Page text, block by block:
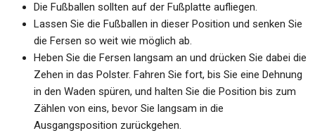
Die Fußballen sollten auf der Fußplatte aufliegen.
Lassen Sie die Fußballen in dieser Position und senken Sie
die Fersen so weit wie möglich ab.
Heben Sie die Fersen langsam an und drücken Sie dabei die
Zehen in das Polster. Fahren Sie fort, bis Sie eine Dehnung
in den Waden spüren, und halten Sie die Position bis zum
Zählen von eins, bevor Sie langsam in die
Ausgangsposition zurückgehen.